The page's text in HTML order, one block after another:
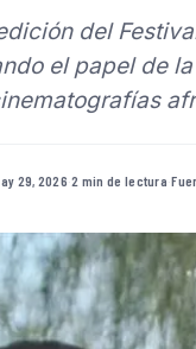
del
el papel de
29, 2026·2 min de lectura·